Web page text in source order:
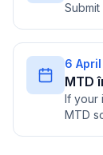
6
MTD
If your
MTD